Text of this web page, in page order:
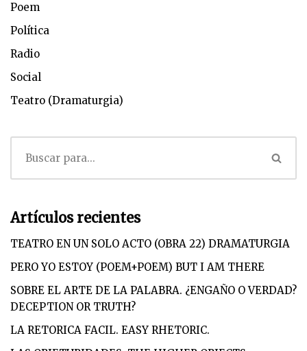
Poem
Política
Radio
Social
Teatro (Dramaturgia)
Artículos recientes
TEATRO EN UN SOLO ACTO (OBRA 22) DRAMATURGIA
PERO YO ESTOY (POEM+POEM) BUT I AM THERE
SOBRE EL ARTE DE LA PALABRA. ¿ENGAÑO O VERDAD?
DECEPTION OR TRUTH?
LA RETORICA FACIL. EASY RHETORIC.